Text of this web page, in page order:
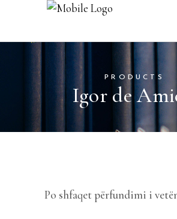
PRODUCTS
Igor de
Po shfaqet përfundimi i